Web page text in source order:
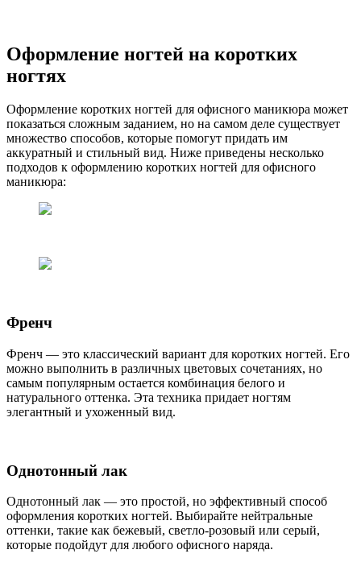
Оформление ногтей на коротких
ногтях
Оформление коротких ногтей для офисного маникюра может
показаться сложным заданием, но на самом деле существует
множество способов, которые помогут придать им
аккуратный и стильный вид. Ниже приведены несколько
подходов к оформлению коротких ногтей для офисного
маникюра:
Френч
Френч — это классический вариант для коротких ногтей. Его
можно выполнить в различных цветовых сочетаниях, но
самым популярным остается комбинация белого и
натурального оттенка. Эта техника придает ногтям
элегантный и ухоженный вид.
Однотонный лак
Однотонный лак — это простой, но эффективный способ
оформления коротких ногтей. Выбирайте нейтральные
оттенки, такие как бежевый, светло-розовый или серый,
которые подойдут для любого офисного наряда.